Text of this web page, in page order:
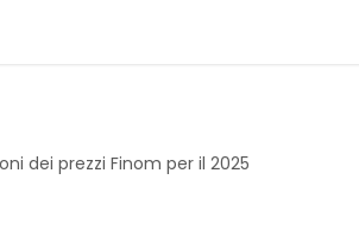
dei prezzi Finom per il 2025